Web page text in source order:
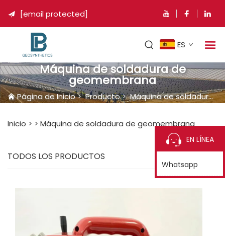
 [email protected]
ES
Máquina de soldadura de
geomembrana
Página de Inicio>Producto>Máquina de soldadura de geomembrana
Inicio > > Máquina de soldadura de geomembrana
TODOS LOS PRODUCTOS
EN LÍNEA
Whatsapp